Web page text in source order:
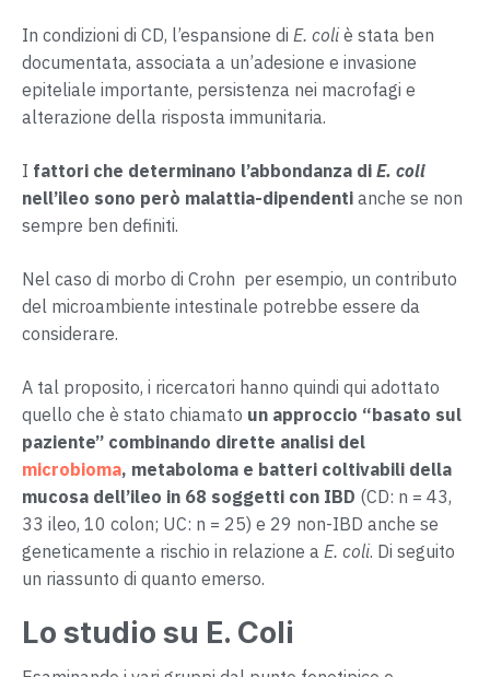
In condizioni di CD, l’espansione di E. coli è stata ben
documentata, associata a un’adesione e invasione
epiteliale importante, persistenza nei macrofagi e
alterazione della risposta immunitaria.
I fattori che determinano l’abbondanza di E. coli
nell’ileo sono però malattia-dipendenti anche se non
sempre ben definiti.
Nel caso di morbo di Crohn per esempio, un contributo
del microambiente intestinale potrebbe essere da
considerare.
A tal proposito, i ricercatori hanno quindi qui adottato
quello che è stato chiamato un approccio “basato sul
paziente” combinando dirette analisi del
microbioma, metaboloma e batteri coltivabili della
mucosa dell’ileo in 68 soggetti con IBD (CD: n = 43,
33 ileo, 10 colon; UC: n = 25) e 29 non-IBD anche se
geneticamente a rischio in relazione a E. coli. Di seguito
un riassunto di quanto emerso.
Lo studio su E. Coli